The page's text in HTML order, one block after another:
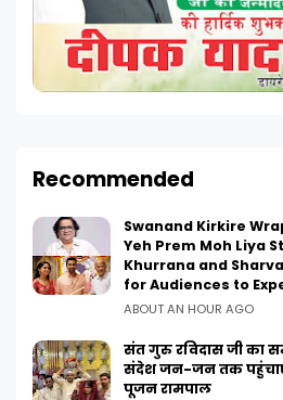
Recommended
Swanand Kirkire
Yeh Prem Moh Liya
Khurrana and
for Audiences to
ABOUT AN HOUR AGO
संत गुरु रविदास जी का
संदेश जन-जन तक
पूजन रामपाल